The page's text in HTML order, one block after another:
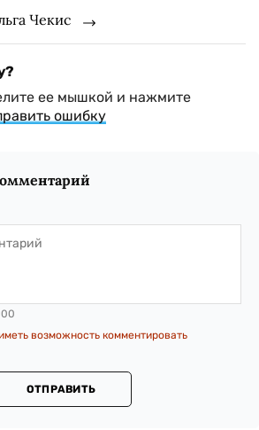
Чекис
ее мышкой и нажмите
ошибку
возможность комментировать
ОТПРАВИТЬ